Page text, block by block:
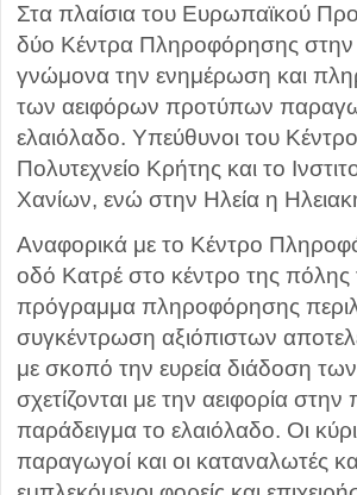
Στα πλαίσια του Ευρωπαϊκού
δύο Κέντρα Πληροφόρησης στην
γνώμονα την ενημέρωση και
των αειφόρων προτύπων
ελαιόλαδο. Υπεύθυνοι του
Πολυτεχνείο Κρήτης και το
Χανίων, ενώ στην Ηλεία η
Αναφορικά με το Κέντρο
οδό Κατρέ στο κέντρο της πόλης
πρόγραμμα πληροφόρησης
συγκέντρωση αξιόπιστων
με σκοπό την ευρεία διάδοση
σχετίζονται με την αειφορία
παράδειγμα το ελαιόλαδο. Οι
παραγωγοί και οι καταναλωτές